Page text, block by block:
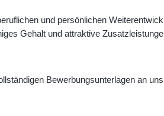
und persönlichen
Gehalt und attraktive
Bewerbungsunterlagen an